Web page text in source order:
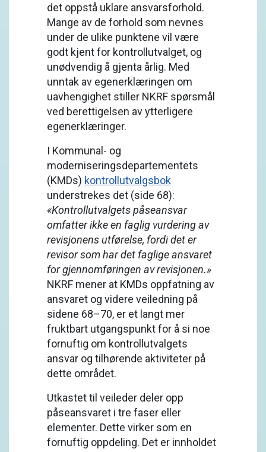
det oppstå uklare ansvarsforhold.
Mange av de forhold som nevnes
under de ulike punktene vil være
godt kjent for kontrollutvalget, og
unødvendig å gjenta årlig. Med
unntak av egenerklæringen om
uavhengighet stiller NKRF spørsmål
ved berettigelsen av ytterligere
egenerklæringer.
I Kommunal- og
moderniseringsdepartementets
(KMDs) kontrollutvalgsbok
understrekes det (side 68):
«Kontrollutvalgets påseansvar
omfatter ikke en faglig vurdering av
revisjonens utførelse, fordi det er
revisor som har det faglige ansvaret
for gjennomføringen av revisjonen.»
NKRF mener at KMDs oppfatning av
ansvaret og videre veiledning på
sidene 68–70, er et langt mer
fruktbart utgangspunkt for å si noe
fornuftig om kontrollutvalgets
ansvar og tilhørende aktiviteter på
dette området.
Utkastet til veileder deler opp
påseansvaret i tre faser eller
elementer. Dette virker som en
fornuftig oppdeling. Det er innholdet